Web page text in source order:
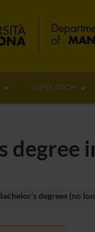
RESEARCH
degree
degrees (no